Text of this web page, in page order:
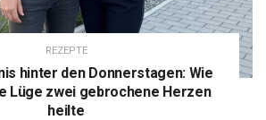
REZEPTE
hinter den Donnerstagen: Wie
Lüge zwei gebrochene Herzen
heilte